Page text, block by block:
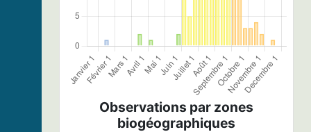
Observations par zones
biogéographiques